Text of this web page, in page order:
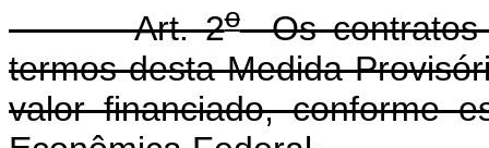
Art. 2oOs contratos
termos desta Medida
valor financiado, conforme